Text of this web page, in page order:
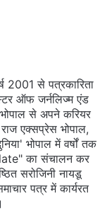
2001 से पत्रकारिता
ऑफ जर्नलिज्म एंड
से अपने करियर
एक्सप्रेस भोपाल,
भोपाल में वर्षों तक
का संचालन कर
सरोजिनी नायडू
पत्र में कार्यरत